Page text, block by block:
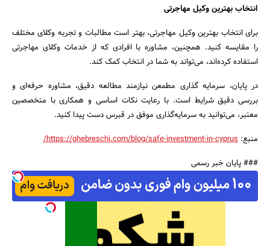
انتخاب بهترین وکیل مهاجرتی
برای انتخاب بهترین وکیل مهاجرتی، بهتر است مطالبات و تجربه وکلای مختلف
را مقایسه کنید. همچنین، مشاوره با افرادی که از خدمات وکلای مهاجرتی
استفاده کرده‌اند، می‌تواند به شما در انتخاب کمک کند.
در پایان، سرمایه گذاری مطمعن نیازمند مطالعه دقیق، مشاوره حرفه‌ای و
بررسی دقیق شرایط است. با رعایت نکات اساسی و همکاری با متخصصین
معتبر، می‌توانید به سرمایه‌گذاری موفق در قبرس دست پیدا کنید.
منبع: https://ghebreschi.com/blog/safe-investment-in-cyprus/
### پایان خبر رسمی